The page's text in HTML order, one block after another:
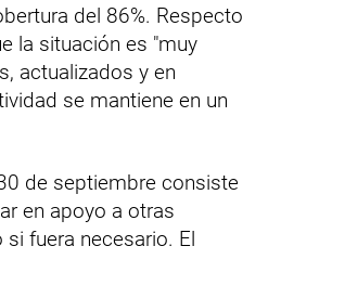
del 86%. Respecto
la situación es "muy
actualizados y en
se mantiene en un
de septiembre consiste
en apoyo a otras
fuera necesario. El